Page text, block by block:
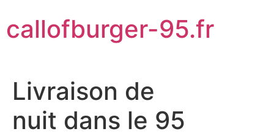
contenu
callofburger-95.fr
Livraison de
nuit dans le 95